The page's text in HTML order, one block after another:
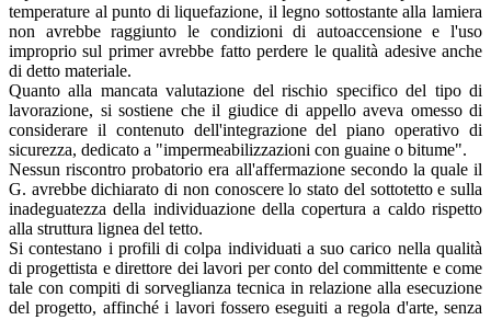
temperature al punto di liquefazione, il legno sottostante alla lamiera
non avrebbe raggiunto le condizioni di autoaccensione e l'uso
improprio sul primer avrebbe fatto perdere le qualità adesive anche
di detto materiale.
Quanto alla mancata valutazione del rischio specifico del tipo di
lavorazione, si sostiene che il giudice di appello aveva omesso di
considerare il contenuto dell'integrazione del piano operativo di
sicurezza, dedicato a "impermeabilizzazioni con guaine o bitume".
Nessun riscontro probatorio era all'affermazione secondo la quale il
G. avrebbe dichiarato di non conoscere lo stato del sottotetto e sulla
inadeguatezza della individuazione della copertura a caldo rispetto
alla struttura lignea del tetto.
Si contestano i profili di colpa individuati a suo carico nella qualità
di progettista e direttore dei lavori per conto del committente e come
tale con compiti di sorveglianza tecnica in relazione alla esecuzione
del progetto, affinché i lavori fossero eseguiti a regola d'arte, senza